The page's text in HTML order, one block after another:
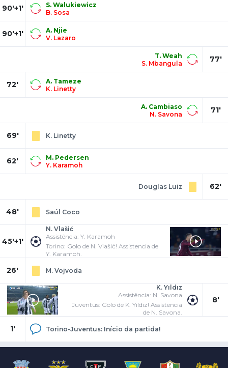
90'+1'
S. Walukiewicz
B. Sosa
90'+1'
A. Njie
V. Lazaro
77'
T. Weah
S. Mbangula
72'
A. Tameze
K. Linetty
71'
A. Cambiaso
N. Savona
69' K. Linetty
62'
M. Pedersen
Y. Karamoh
62'
Douglas Luiz
48' Saúl Coco
45'+1'
N. Vlašić
Assistência: Y. Karamoh
Torino: Golo de N. Vlašić! Assistencia de
Y. Karamoh.
26' M. Vojvoda
8'
K. Yıldız
Assistência: N. Savona
Juventus: Golo de K. Yıldız! Assistencia
de N. Savona.
1' Torino-Juventus: Início da partida!